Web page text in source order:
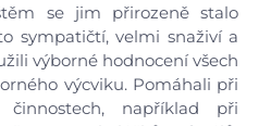
se jim přirozeně stalo
sympatičtí, velmi snaživí a
výborné hodnocení všech
výcviku. Pomáhali při
činnostech, například při